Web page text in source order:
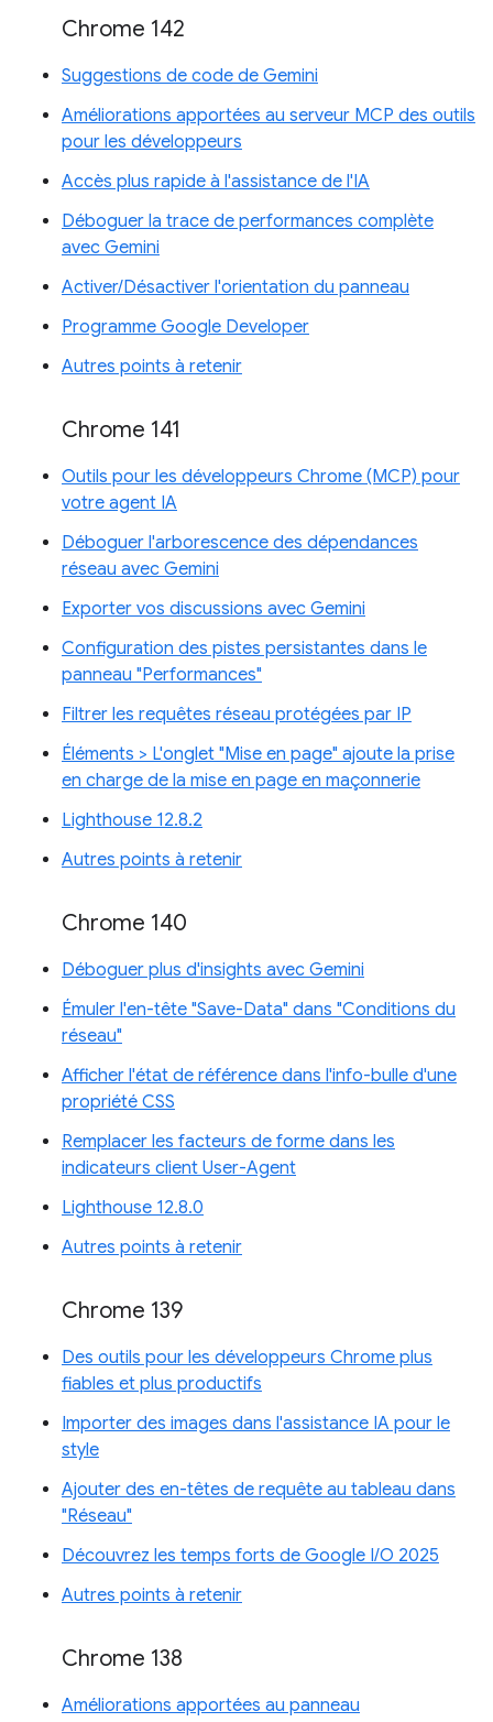
Chrome 142
Suggestions de code de Gemini
Améliorations apportées au serveur MCP des outils
pour les développeurs
Accès plus rapide à l'assistance de l'IA
Déboguer la trace de performances complète
avec Gemini
Activer/Désactiver l'orientation du panneau
Programme Google Developer
Autres points à retenir
Chrome 141
Outils pour les développeurs Chrome (MCP) pour
votre agent IA
Déboguer l'arborescence des dépendances
réseau avec Gemini
Exporter vos discussions avec Gemini
Configuration des pistes persistantes dans le
panneau "Performances"
Filtrer les requêtes réseau protégées par IP
Éléments > L'onglet "Mise en page" ajoute la prise
en charge de la mise en page en maçonnerie
Lighthouse 12.8.2
Autres points à retenir
Chrome 140
Déboguer plus d'insights avec Gemini
Émuler l'en-tête "Save-Data" dans "Conditions du
réseau"
Afficher l'état de référence dans l'info-bulle d'une
propriété CSS
Remplacer les facteurs de forme dans les
indicateurs client User-Agent
Lighthouse 12.8.0
Autres points à retenir
Chrome 139
Des outils pour les développeurs Chrome plus
fiables et plus productifs
Importer des images dans l'assistance IA pour le
style
Ajouter des en-têtes de requête au tableau dans
"Réseau"
Découvrez les temps forts de Google I/O 2025
Autres points à retenir
Chrome 138
Améliorations apportées au panneau